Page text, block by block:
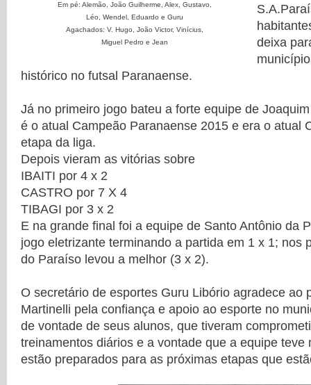
Em pé: Alemão, João Guilherme, Alex, Gustavo,
Léo, Wendel, Eduardo e Guru
Agachados: V. Hugo, João Victor, Vinícius,
Miguel Pedro e Jean
deixa
histórico no futsal Paranaense.
Já no primeiro jogo bateu a forte equipe de
é o atual Campeão Paranaense 2015 e era o atual
etapa da liga.
Depois vieram as vitórias sobre
IBAITI por 4 x 2
CASTRO por 7 X 4
TIBAGI por 3 x 2
E na grande final foi a equipe de Santo Antônio da
jogo eletrizante terminando a partida em 1 x 1; nos
do Paraíso levou a melhor (3 x 2).
O secretário de esportes Guru Libório agradece ao
Martinelli pela confiança e apoio ao esporte no
de vontade de seus alunos, que tiveram
treinamentos diários e a vontade que a equipe teve
estão preparados para as próximas etapas que